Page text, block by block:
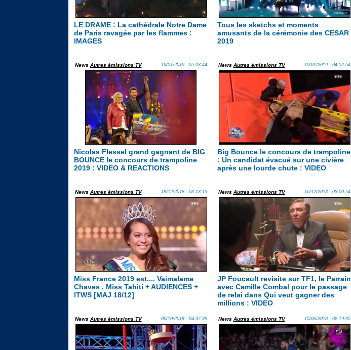
LE DRAME : La cathédrale Notre Dame
de Paris ravagée par les flammes :
IMAGES
Tous les sketchs et moments
amusants de la cérémonie des CESAR
2019
News Autres émissions TV 19/01/2019 - 05:03:44
Nicolas Flessel grand gagnant de BIG
BOUNCE le concours de trampoline
2019 : VIDEO & REACTIONS
News Autres émissions TV 19/01/2019 - 04:52:54
Big Bounce le concours de trampoline
: Un candidat évacué sur une civière
après une lourde chute : VIDEO
News Autres émissions TV 18/12/2018 - 03:13:13
Miss France 2019 est.... Vaimalama
Chaves , Miss Tahiti + AUDIENCES +
ITWS [MAJ 18/12]
News Autres émissions TV 16/12/2018 - 03:00:54
JP Foucault revisite sur TF1, le Parrain
avec Camille Combal pour le passage
de relai dans Qui veut gagner des
millions : VIDEO
News Autres émissions TV 06/10/2018 - 04:37:39 News Autres émissions TV 15/06/2018 - 02:19:05